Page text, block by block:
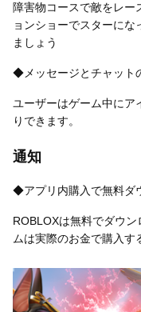
障害物コースで敵をレー
ョンショーでスターに
ましょう
◆メッセージとチャット
ユーザーはゲーム中にア
りできます。
通知
◆アプリ内購入で無料ダ
ROBLOXは無料でダウ
ムは実際のお金で購入す